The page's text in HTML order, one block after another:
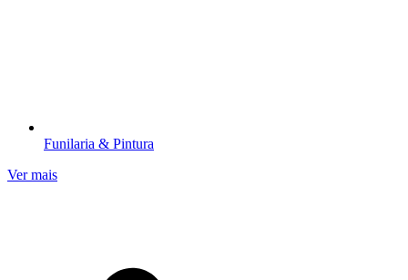
Funilaria & Pintura​
Ver mais